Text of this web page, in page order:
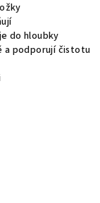
do hloubky
a podporují čistotu